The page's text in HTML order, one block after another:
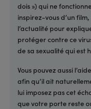
dois ») qui ne
inspirez-vous d’un
l’actualité pour
protéger contre ce
de sa sexualité qui est
Vous pouvez aussi
afin qu’il ait
lui imposez pas cet
que votre porte reste